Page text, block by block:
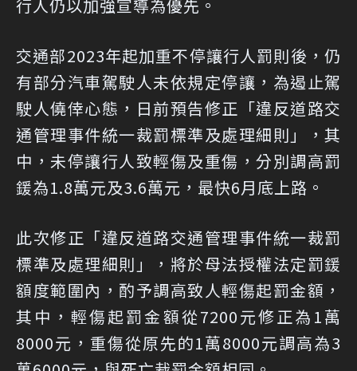
行人仍以加強宣導為優先。
交通部2023年起加重不停讓行人罰則後，仍
有部分汽車駕駛人未依規定停讓，為遏止駕
駛人僥倖心態，日前預告修正「違反道路交
通管理事件統一裁罰標準及處理細則」，其
中，未停讓行人致輕傷及重傷，分別調高罰
鍰為1.8萬元及3.6萬元，最快6月底上路。
此次修正「違反道路交通管理事件統一裁罰
標準及處理細則」，將於母法授權法定罰鍰
額度範圍內，酌予調高致人輕傷起罰金額，
其中，輕傷起罰金額從7200元修正為1萬
8000元，重傷從原先的1萬8000元調高為3